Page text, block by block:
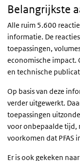
Belangrijkste
Alle ruim 5.600
informatie. De
toepassingen,
economische impact.
en technische
Op basis van deze
verder uitgewerkt.
toepassingen
voor onbepaalde tijd,
voorkomen dat PFAS
Er is ook gekeken